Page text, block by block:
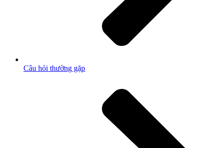
Câu hỏi thường gặp